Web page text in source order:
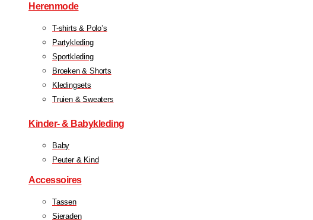
Herenmode
T-shirts & Polo’s
Partykleding
Sportkleding
Broeken & Shorts
Kledingsets
Truien & Sweaters
Kinder- & Babykleding
Baby
Peuter & Kind
Accessoires
Tassen
Sieraden